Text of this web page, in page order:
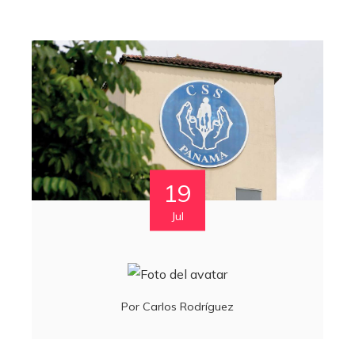
19
Jul
Por Carlos Rodríguez